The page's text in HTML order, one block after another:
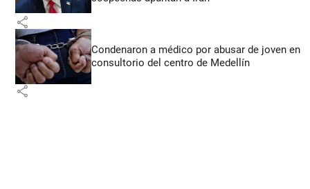
share
Condenaron a médico por abusar de joven en
consultorio del centro de Medellín
share